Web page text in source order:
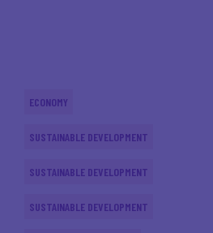
ECONOMY
SUSTAINABLE DEVELOPMENT
SUSTAINABLE DEVELOPMENT
SUSTAINABLE DEVELOPMENT